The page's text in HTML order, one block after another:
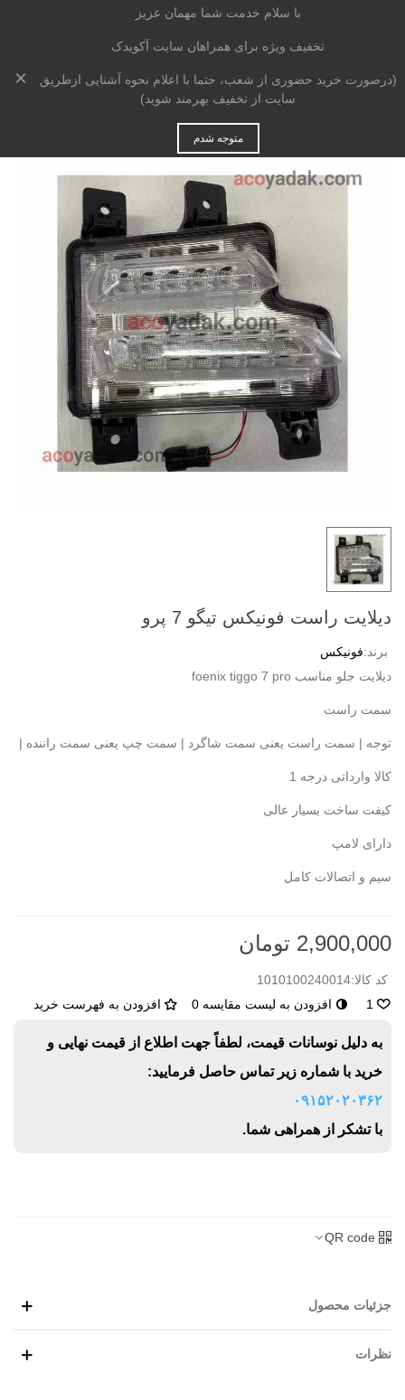
خانه > بدنه > چراغ > مه شکن / دیلایت > دیلایت راست فونیکس
دیلایت راست فونیکس تیگو 7 پرو
برند:فونیکس
دیلایت جلو مناسب foenix tiggo 7 pro
سمت راست
توجه | سمت راست یعنی سمت شاگرد | سمت چپ یعنی سمت راننده |
کالا وارداتی درجه 1
کیفت ساخت بسیار عالی
دارای لامپ
سیم و اتصالات کامل
2,900,000 تومان
کد کالا:1010100240014
1
افزودن به لیست مقایسه 0 افزودن به فهرست خرید
به دلیل نوسانات قیمت، لطفاً جهت اطلاع از قیمت نهایی و
خرید با شماره زیر تماس حاصل فرمایید:
۰۹۱۵۲۰۲۰۳۶۲
با تشکر از همراهی شما.
QR code
جزئیات محصول
نظرات
با سلام خدمت شما مهمان عزیز
تخفیف ویژه برای همراهان سایت آکویدک
(درصورت خرید حضوری از شعب، حتما با اعلام نحوه آشنایی ازطریق
سایت از تخفیف بهرمند شوید)
متوجه شدم
×